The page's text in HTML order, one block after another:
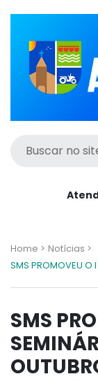
Home > Notícias >
SMS PROMOVEU O
SMS